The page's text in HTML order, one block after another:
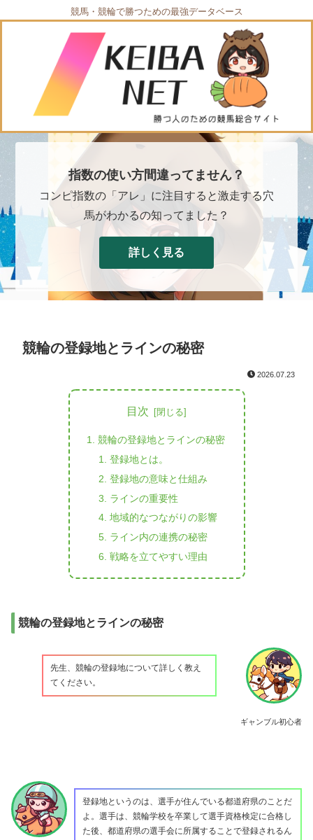
競馬・競輪で勝つための最強データベース
指数の使い方間違ってません？
コンピ指数の「アレ」に注目すると激走する穴
馬がわかるの知ってました？
詳しく見る
競輪の登録地とラインの秘密
2026.07.23
目次
競輪の登録地とラインの秘密
登録地とは。
登録地の意味と仕組み
ラインの重要性
地域的なつながりの影響
ライン内の連携の秘密
戦略を立てやすい理由
競輪の登録地とラインの秘密
ギャンブル初心者
先生、競輪の登録地について詳しく教え
てください。
登録地というのは、選手が住んでいる都道府県のことだ
よ。選手は、競輪学校を卒業して選手資格検定に合格し
た後、都道府県の選手会に所属することで登録されるん